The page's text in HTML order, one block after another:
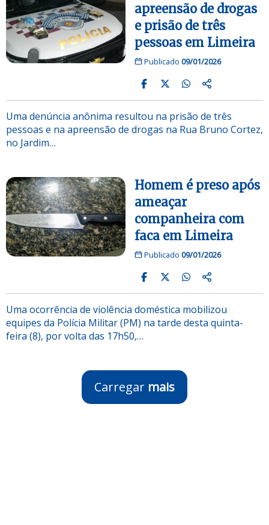
apreensão de drogas
e prisão de três
pessoas em Limeira
Publicado 09/01/2026
Uma denúncia anônima resultou na prisão de três
pessoas e na apreensão de drogas na Rua Bruno Cortez,
no Jardim…
Homem é preso após
ameaçar
companheira com
faca em Limeira
Publicado 09/01/2026
Uma ocorrência de violência doméstica mobilizou
equipes da Polícia Militar (PM) na tarde desta quinta-
feira (8), por volta das 17h50,…
Carregar mais